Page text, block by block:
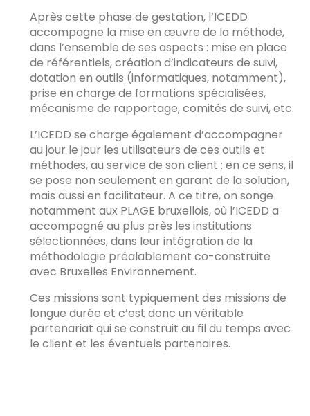
Après cette phase de gestation, l’ICEDD
accompagne la mise en œuvre de la méthode,
dans l’ensemble de ses aspects : mise en place
de référentiels, création d’indicateurs de suivi,
dotation en outils (informatiques, notamment),
prise en charge de formations spécialisées,
mécanisme de rapportage, comités de suivi, etc.
L’ICEDD se charge également d’accompagner
au jour le jour les utilisateurs de ces outils et
méthodes, au service de son client : en ce sens, il
se pose non seulement en garant de la solution,
mais aussi en facilitateur. A ce titre, on songe
notamment aux PLAGE bruxellois, où l’ICEDD a
accompagné au plus près les institutions
sélectionnées, dans leur intégration de la
méthodologie préalablement co-construite
avec Bruxelles Environnement.
Ces missions sont typiquement des missions de
longue durée et c’est donc un véritable
partenariat qui se construit au fil du temps avec
le client et les éventuels partenaires.